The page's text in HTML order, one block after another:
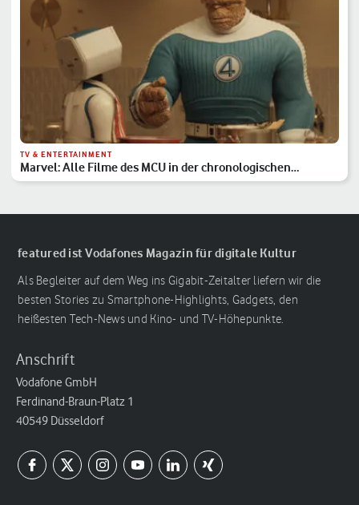
TV & ENTERTAINMENT
Marvel: Alle Filme des MCU in der chronologischen
Reihenfolge
featured ist Vodafones Magazin für digitale Kultur
Als Begleiter auf dem Weg ins Gigabit-Zeitalter liefern wir die
besten Stories zu Smartphone-Highlights, Gadgets, den
heißesten Tech-News und Kino- und TV-Höhepunkte.
Anschrift
Vodafone GmbH
Ferdinand-Braun-Platz 1
40549 Düsseldorf